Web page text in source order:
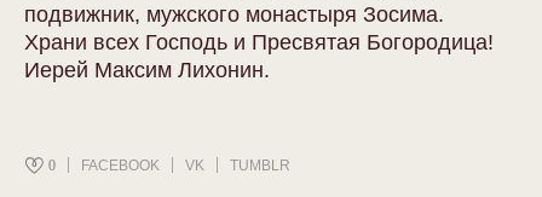
подвижник, мужского монастыря Зосима.
Храни всех Господь и Пресвятая Богородица!
Иерей Максим Лихонин.
0 FACEBOOK VK TUMBLR